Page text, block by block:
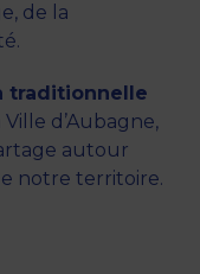
de la
traditionnelle
d’Aubagne,
autour
notre territoire.